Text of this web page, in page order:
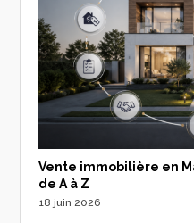
Vente immobilière en
de A à Z
18 juin 2026